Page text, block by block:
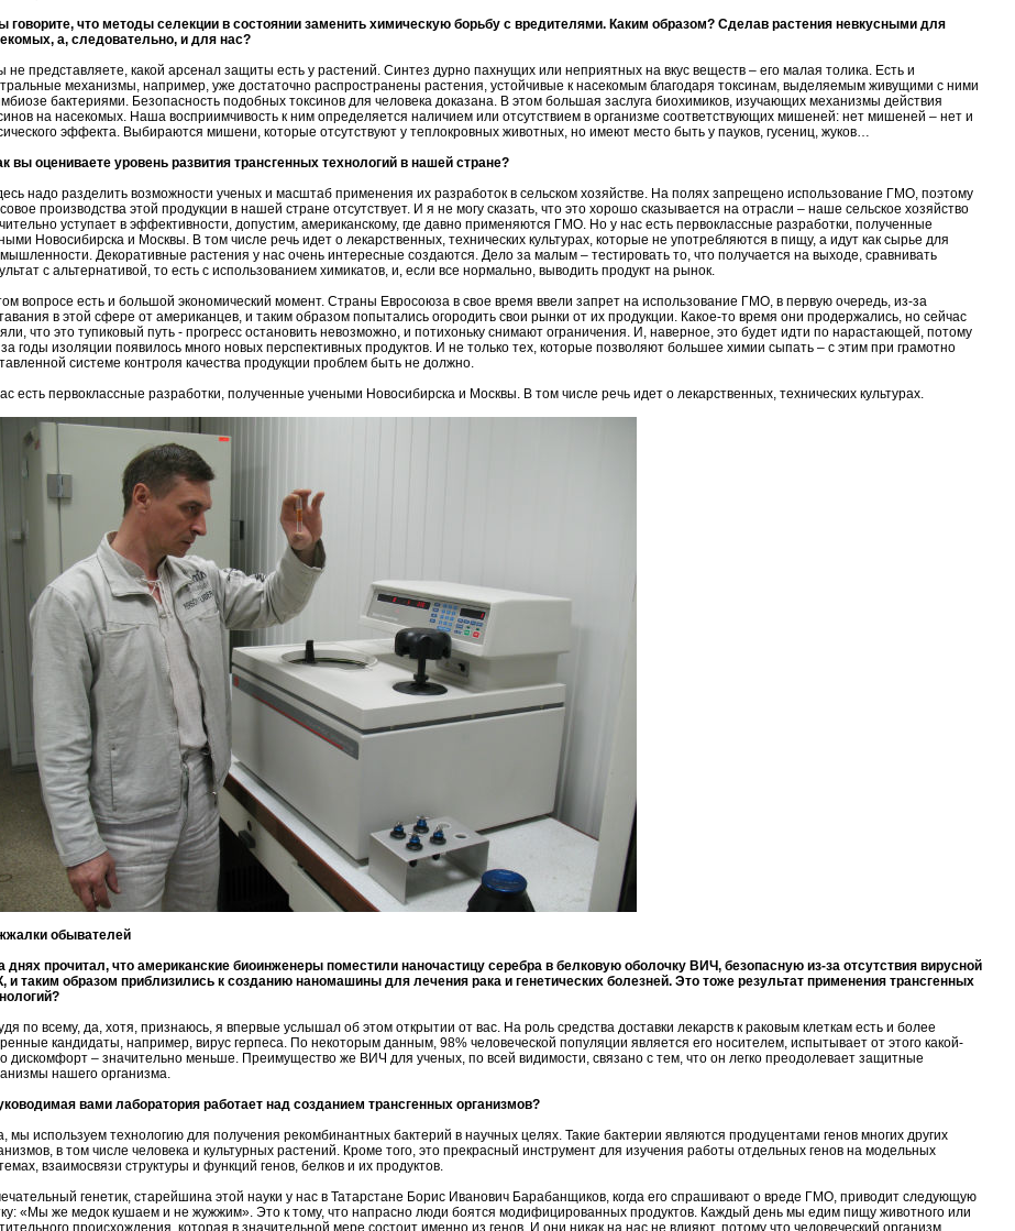
говорите, что методы селекции в состоянии заменить химическую борьбу с вредителями. Каким образом? Сделав растения невкусными для
а, следовательно, и для нас?
не представляете, какой арсенал защиты есть у растений. Синтез дурно пахнущих или неприятных на вкус веществ – его малая толика. Есть и
механизмы, например, уже достаточно распространены растения, устойчивые к насекомым благодаря токсинам, выделяемым живущими с ними
бактериями. Безопасность подобных токсинов для человека доказана. В этом большая заслуга биохимиков, изучающих механизмы действия
на насекомых. Наша восприимчивость к ним определяется наличием или отсутствием в организме соответствующих мишеней: нет мишеней – нет и
эффекта. Выбираются мишени, которые отсутствуют у теплокровных животных, но имеют место быть у пауков, гусениц, жуков…
вы оцениваете уровень развития трансгенных технологий в нашей стране?
надо разделить возможности ученых и масштаб применения их разработок в сельском хозяйстве. На полях запрещено использование ГМО, поэтому
производства этой продукции в нашей стране отсутствует. И я не могу сказать, что это хорошо сказывается на отрасли – наше сельское хозяйство
уступает в эффективности, допустим, американскому, где давно применяются ГМО. Но у нас есть первоклассные разработки, полученные
Новосибирска и Москвы. В том числе речь идет о лекарственных, технических культурах, которые не употребляются в пищу, а идут как сырье для
Декоративные растения у нас очень интересные создаются. Дело за малым – тестировать то, что получается на выходе, сравнивать
с альтернативой, то есть с использованием химикатов, и, если все нормально, выводить продукт на рынок.
вопросе есть и большой экономический момент. Страны Евросоюза в свое время ввели запрет на использование ГМО, в первую очередь, из-за
в этой сфере от американцев, и таким образом попытались огородить свои рынки от их продукции. Какое-то время они продержались, но сейчас
что это тупиковый путь - прогресс остановить невозможно, и потихоньку снимают ограничения. И, наверное, это будет идти по нарастающей, потому
за годы изоляции появилось много новых перспективных продуктов. И не только тех, которые позволяют большее химии сыпать – с этим при грамотно
системе контроля качества продукции проблем быть не должно.
есть первоклассные разработки, полученные учеными Новосибирска и Москвы. В том числе речь идет о лекарственных, технических культурах.
обывателей
днях прочитал, что американские биоинженеры поместили наночастицу серебра в белковую оболочку ВИЧ, безопасную из-за отсутствия вирусной
и таким образом приблизились к созданию наномашины для лечения рака и генетических болезней. Это тоже результат применения трансгенных
по всему, да, хотя, признаюсь, я впервые услышал об этом открытии от вас. На роль средства доставки лекарств к раковым клеткам есть и более
кандидаты, например, вирус герпеса. По некоторым данным, 98% человеческой популяции является его носителем, испытывает от этого какой-
дискомфорт – значительно меньше. Преимущество же ВИЧ для ученых, по всей видимости, связано с тем, что он легко преодолевает защитные
нашего организма.
вами лаборатория работает над созданием трансгенных организмов?
мы используем технологию для получения рекомбинантных бактерий в научных целях. Такие бактерии являются продуцентами генов многих других
в том числе человека и культурных растений. Кроме того, это прекрасный инструмент для изучения работы отдельных генов на модельных
взаимосвязи структуры и функций генов, белков и их продуктов.
генетик, старейшина этой науки у нас в Татарстане Борис Иванович Барабанщиков, когда его спрашивают о вреде ГМО, приводит следующую
«Мы же медок кушаем и не жужжим». Это к тому, что напрасно люди боятся модифицированных продуктов. Каждый день мы едим пищу животного или